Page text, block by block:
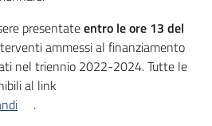
presentateentro le ore 13 del
ammessi al finanziamento
nel triennio 2022-2024. Tutte le
al link
.